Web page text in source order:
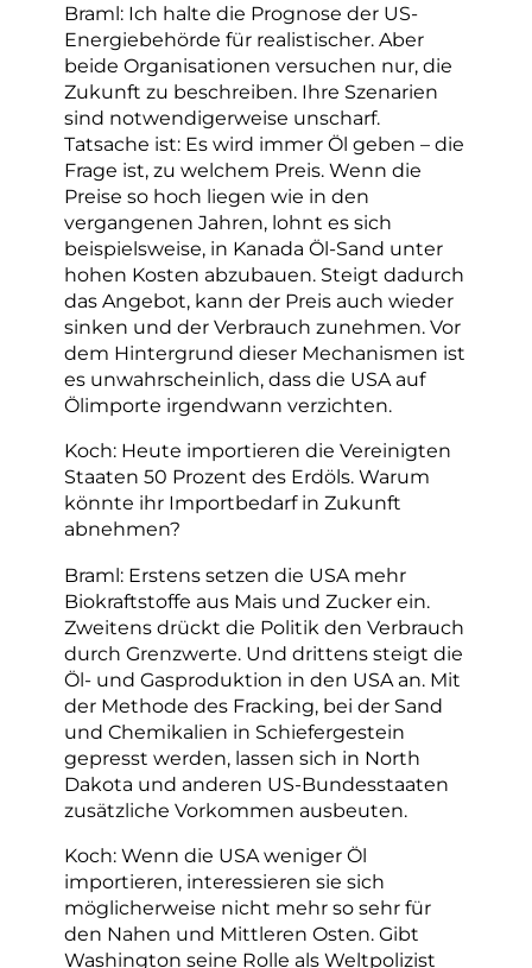
Braml: Ich halte die Prognose der US-
Energiebehörde für realistischer. Aber
beide Organisationen versuchen nur, die
Zukunft zu beschreiben. Ihre Szenarien
sind notwendigerweise unscharf.
Tatsache ist: Es wird immer Öl geben – die
Frage ist, zu welchem Preis. Wenn die
Preise so hoch liegen wie in den
vergangenen Jahren, lohnt es sich
beispielsweise, in Kanada Öl-Sand unter
hohen Kosten abzubauen. Steigt dadurch
das Angebot, kann der Preis auch wieder
sinken und der Verbrauch zunehmen. Vor
dem Hintergrund dieser Mechanismen ist
es unwahrscheinlich, dass die USA auf
Ölimporte irgendwann verzichten.
Koch: Heute importieren die Vereinigten
Staaten 50 Prozent des Erdöls. Warum
könnte ihr Importbedarf in Zukunft
abnehmen?
Braml: Erstens setzen die USA mehr
Biokraftstoffe aus Mais und Zucker ein.
Zweitens drückt die Politik den Verbrauch
durch Grenzwerte. Und drittens steigt die
Öl- und Gasproduktion in den USA an. Mit
der Methode des Fracking, bei der Sand
und Chemikalien in Schiefergestein
gepresst werden, lassen sich in North
Dakota und anderen US-Bundesstaaten
zusätzliche Vorkommen ausbeuten.
Koch: Wenn die USA weniger Öl
importieren, interessieren sie sich
möglicherweise nicht mehr so sehr für
den Nahen und Mittleren Osten. Gibt
Washington seine Rolle als Weltpolizist